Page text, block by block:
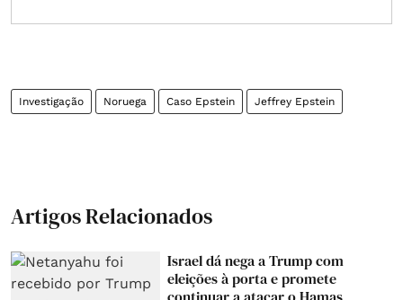
Investigação Noruega Caso Epstein Jeffrey Epstein
Artigos Relacionados
Israel dá nega a Trump com
eleições à porta e promete